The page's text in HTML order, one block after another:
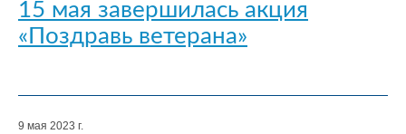
15 мая завершилась акция
«Поздравь ветерана»
9 мая 2023 г.